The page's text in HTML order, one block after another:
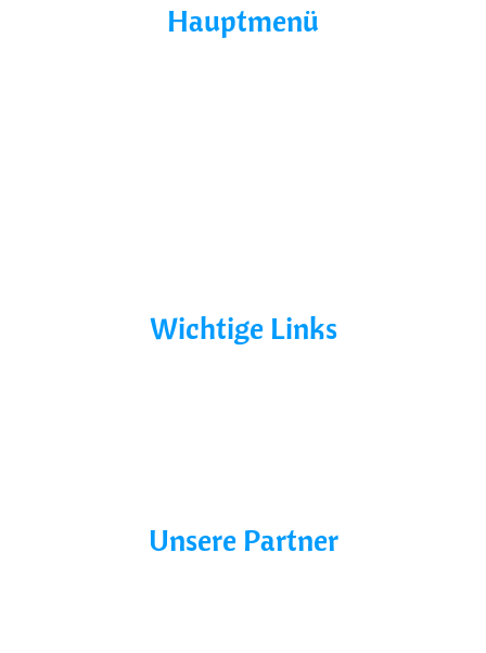
Hauptmenü
Wichtige Links
Unsere Partner